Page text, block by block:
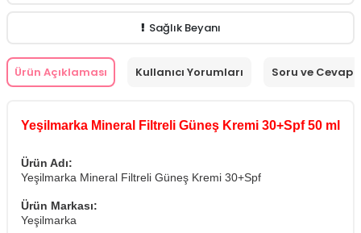
Sağlık Beyanı
Ürün Açıklaması Kullanıcı Yorumları Soru ve Cevap
Yeşilmarka Mineral Filtreli Güneş Kremi 30+Spf 50 ml
Ürün Adı:
Yeşilmarka Mineral Filtreli Güneş Kremi 30+Spf
Ürün Markası:
Yeşilmarka